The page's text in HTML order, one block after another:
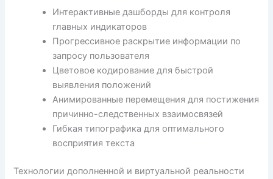
Интерактивные дашборды для контроля
главных индикаторов
Прогрессивное раскрытие информации по
запросу пользователя
Цветовое кодирование для быстрой
выявления положений
Анимированные перемещения для постижения
причинно-следственных взаимосвязей
Гибкая типографика для оптимального
восприятия текста
Технологии дополненной и виртуальной реальности